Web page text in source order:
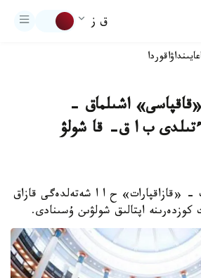
ق ز
اقوردا
«قاقپاسى» اشىلماق -
ءتىلدى ب ا ق- قا شولۋ
- «قازاقپارات» ح ا ا شەتەلدەگى قازاق
كوزدەرىنە اپتالىق شولۋىن ۇسىنادى.